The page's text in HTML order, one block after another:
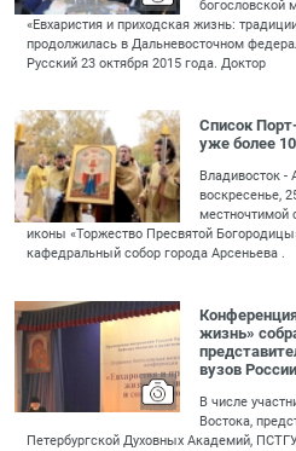
богословской
«Евхаристия и приходская жизнь:
продолжилась в Дальневосточном
Русский 23 октября 2015 года. Доктор
Список
уже более
Владивосток -
воскресенье,
местночтимой
иконы «Торжество Пресвятой
кафедральный собор города Арсеньева .
жизнь»
вузов России
В числе
Востока,
Петербургской Духовных Академий,